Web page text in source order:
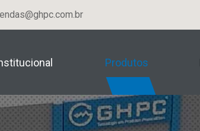
Produtos